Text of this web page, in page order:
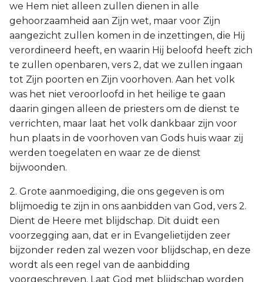
we Hem niet alleen zullen dienen in alle
gehoorzaamheid aan Zijn wet, maar voor Zijn
aangezicht zullen komen in de inzettingen, die Hij
verordineerd heeft, en waarin Hij beloofd heeft zich
te zullen openbaren, vers 2, dat we zullen ingaan
tot Zijn poorten en Zijn voorhoven. Aan het volk
was het niet veroorloofd in het heilige te gaan
daarin gingen alleen de priesters om de dienst te
verrichten, maar laat het volk dankbaar zijn voor
hun plaats in de voorhoven van Gods huis waar zij
werden toegelaten en waar ze de dienst
bijwoonden.
2. Grote aanmoediging, die ons gegeven is om
blijmoedig te zijn in ons aanbidden van God, vers 2.
Dient de Heere met blijdschap. Dit duidt een
voorzegging aan, dat er in Evangelietijden zeer
bijzonder reden zal wezen voor blijdschap, en deze
wordt als een regel van de aanbidding
voorgeschreven. Laat God met blijdschap worden